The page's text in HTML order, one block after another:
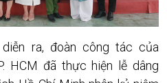
ra, đoàn công tác của
HCM đã thực hiện lễ dâng